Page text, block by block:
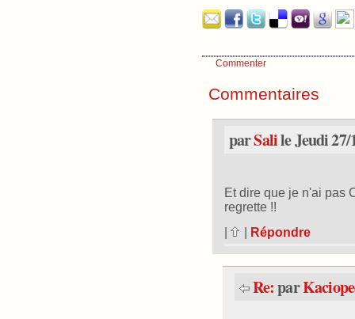
Commenter
Commentaires
parSalile Jeudi 27/
Et dire que je n'ai pas
regrette !!
Répondre
Re:par